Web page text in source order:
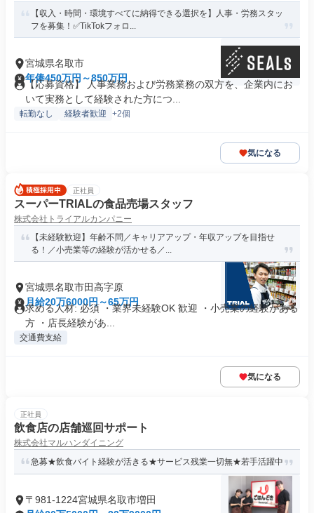
【収入・時間・環境すべてに納得できる選択を】人事・労務スタッ
フを募集！✅TikTokフォロ...
宮城県名取市
年俸450万円～850万円
【応募資格】 人事業務および労務業務の双方を、企業内にお
いて実務として経験された方につ...
転勤なし 経験者歓迎 +2個
気になる
正社員
スーパーTRIALの食品売場スタッフ
株式会社トライアルカンパニー
【未経験歓迎】年齢不問／キャリアアップ・年収アップを目指せ
る！／小売業等の経験が活かせる／...
宮城県名取市田高字原
月給20万6000円～65万円
求める人材: 必須 ・業界未経験OK 歓迎 ・小売業の経験がある
方 ・店長経験があ...
交通費支給
気になる
正社員
飲食店の店舗巡回サポート
株式会社マルハンダイニング
急募★飲食バイト経験が活きる★サービス残業一切無★若手活躍中
〒981-1224宮城県名取市増田